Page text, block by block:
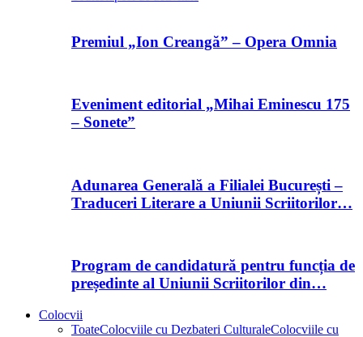
Premiul „Ion Creangă” – Opera Omnia
Eveniment editorial „Mihai Eminescu 175
– Sonete”
Adunarea Generală a Filialei București –
Traduceri Literare a Uniunii Scriitorilor…
Program de candidatură pentru funcția de
președinte al Uniunii Scriitorilor din…
Colocvii
ToateColocviile cu Dezbateri CulturaleColocviile cu